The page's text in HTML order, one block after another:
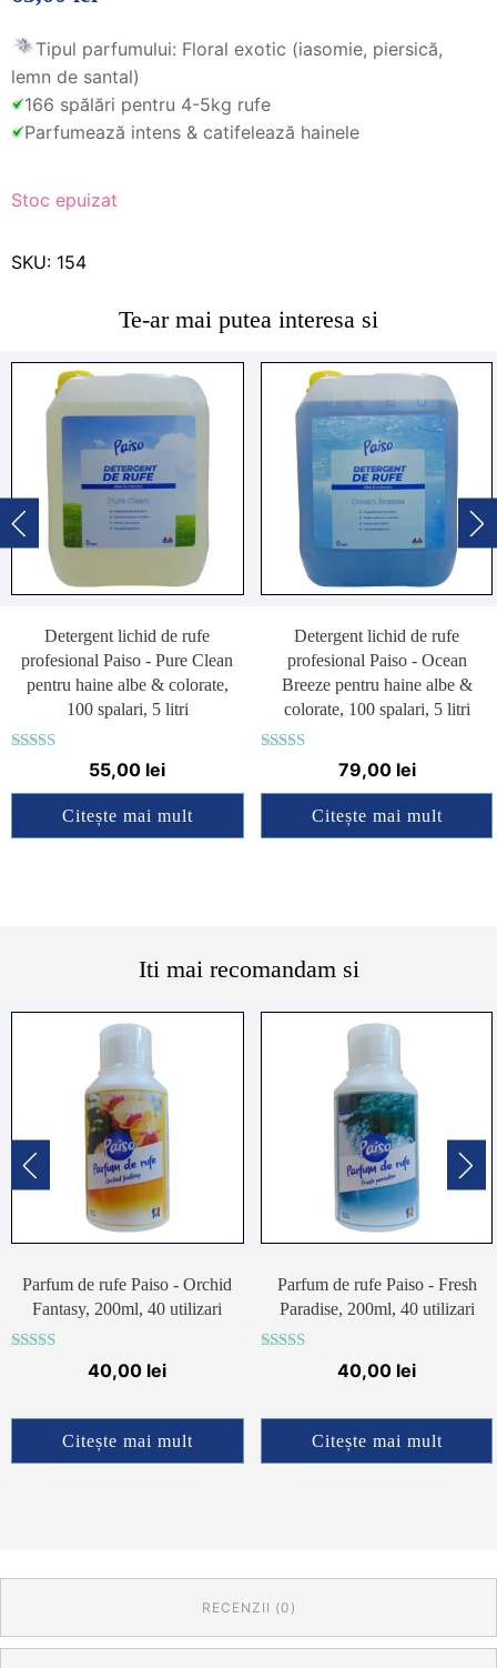
Tipul parfumului: Floral exotic (iasomie, piersică,
lemn de santal)
166 spălări pentru 4-5kg rufe
Parfumează intens & catifelează hainele
Stoc epuizat
SKU: 154
Te-ar mai putea interesa si
Detergent lichid de rufe
profesional Paiso - Pure Clean
pentru haine albe & colorate,
100 spalari, 5 litri
din 5
55,00 lei
Citește mai mult
Detergent lichid de rufe
profesional Paiso - Ocean
Breeze pentru haine albe &
colorate, 100 spalari, 5 litri
Evaluat la
din 5
79,00 lei
Citește mai mult
Iti mai recomandam si
Parfum de rufe Paiso - Orchid
Fantasy, 200ml, 40 utilizari
40,00 lei
Citește mai mult
Parfum de rufe Paiso - Fresh
Paradise, 200ml, 40 utilizari
40,00 lei
Citește mai mult
RECENZII (0)